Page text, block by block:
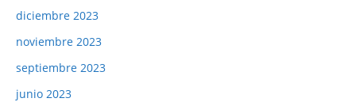
diciembre 2023
noviembre 2023
septiembre 2023
junio 2023